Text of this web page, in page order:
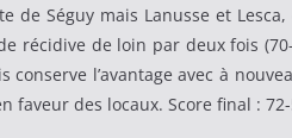
de Séguy mais Lanusse et
récidive de loin par deux fois
l’avantage avec à
faveur des locaux. Score final :